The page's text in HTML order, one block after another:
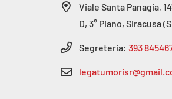
Viale Santa Panagia,
D, 3° Piano, Siracusa
Segreteria: 393